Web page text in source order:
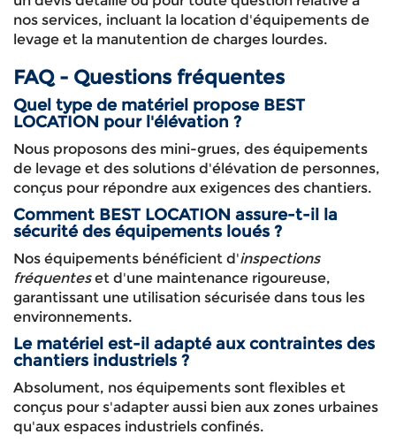
nos services, incluant la location d'équipements de
levage et la manutention de charges lourdes.
FAQ - Questions fréquentes
Quel type de matériel propose BEST
LOCATION pour l'élévation ?
Nous proposons des mini-grues, des équipements
de levage et des solutions d'élévation de personnes,
conçus pour répondre aux exigences des chantiers.
Comment BEST LOCATION assure-t-il la
sécurité des équipements loués ?
Nos équipements bénéficient d'inspections
fréquenteset d'une maintenance rigoureuse,
garantissant une utilisation sécurisée dans tous les
environnements.
Le matériel est-il adapté aux contraintes des
chantiers industriels ?
Absolument, nos équipements sont flexibles et
conçus pour s'adapter aussi bien aux zones urbaines
qu'aux espaces industriels confinés.